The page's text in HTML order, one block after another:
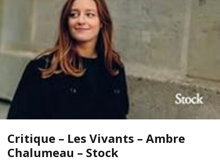
Critique – Les Vivants – Ambre
Chalumeau – Stock